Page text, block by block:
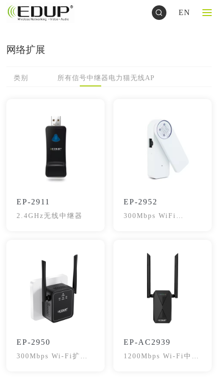
EN
网络扩展
类别 所有信号中继器 电力猫无线AP
EP-2911
2.4GHz无线中继器
EP-2952
300Mbps WiFi
EP-2950
300Mbps Wi-Fi扩展
EP-AC2939
1200Mbps Wi-Fi中继